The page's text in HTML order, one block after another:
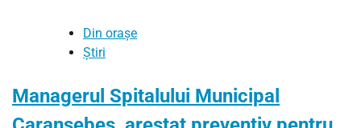
Din orașe
Știri
Managerul Spitalului Municipal